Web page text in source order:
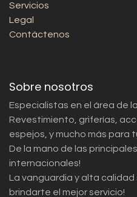
Servicios
Legal
Contáctenos
Sobre nosotros
Especialistas en el área de
Revestimiento, griferías,
espejos, y mucho más para
De la mano de las
internacionales!
La vanguardia y alta
brindarte el mejor servicio!